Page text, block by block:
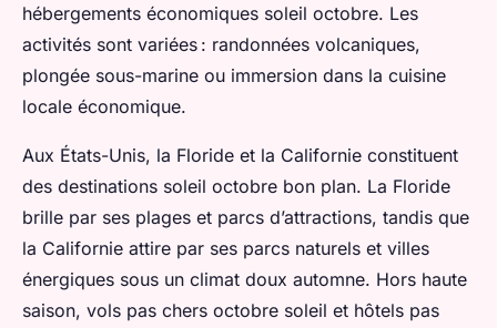
hébergements économiques soleil octobre. Les
activités sont variées : randonnées volcaniques,
plongée sous-marine ou immersion dans la cuisine
locale économique.
Aux États-Unis, la Floride et la Californie constituent
des destinations soleil octobre bon plan. La Floride
brille par ses plages et parcs d’attractions, tandis que
la Californie attire par ses parcs naturels et villes
énergiques sous un climat doux automne. Hors haute
saison, vols pas chers octobre soleil et hôtels pas